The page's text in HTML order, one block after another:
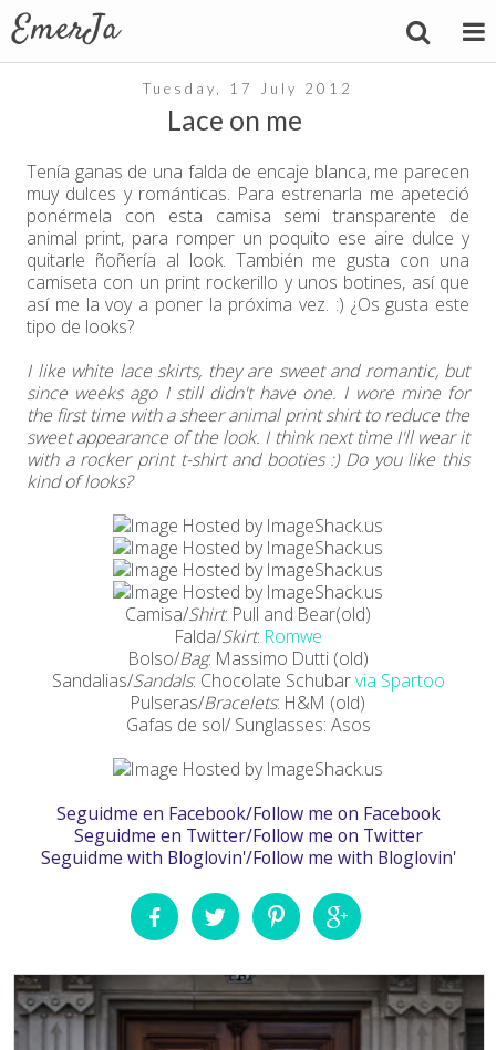
Tuesday, 17 July 2012
Lace on me
Tenía ganas de una falda de encaje blanca, me parecen
muy dulces y románticas. Para estrenarla me apeteció
ponérmela con esta camisa semi transparente de
animal print, para romper un poquito ese aire dulce y
quitarle ñoñería al look. También me gusta con una
camiseta con un print rockerillo y unos botines, así que
así me la voy a poner la próxima vez. :) ¿Os gusta este
tipo de looks?
I like white lace skirts, they are sweet and romantic, but
since weeks ago I still didn't have one. I wore mine for
the first time with a sheer animal print shirt to reduce the
sweet appearance of the look. I think next time I'll wear it
with a rocker print t-shirt and booties :) Do you like this
kind of looks?
Camisa/Shirt: Pull and Bear(old)
Falda/Skirt: Romwe
Bolso/Bag: Massimo Dutti (old)
Sandalias/Sandals: Chocolate Schubarvia Spartoo
Pulseras/Bracelets: H&M (old)
Gafas de sol/ Sunglasses: Asos
Seguidme en Facebook/Follow me on Facebook
Seguidme en Twitter/Follow me on Twitter
Seguidme with Bloglovin'/Follow me with Bloglovin'